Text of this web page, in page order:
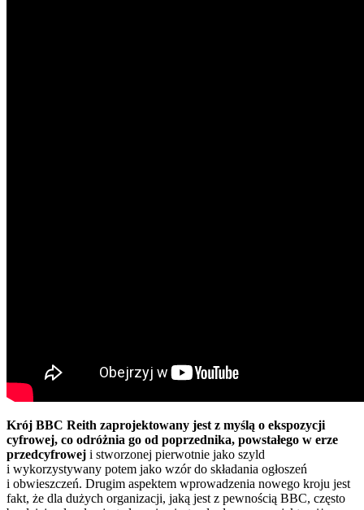
Krój BBC Reith zaprojektowany jest z myślą o ekspozycji
cyfrowej, co odróżnia go od poprzednika, powstałego w erze
przedcyfrowej i stworzonej pierwotnie jako szyld
i wykorzystywany potem jako wzór do składania ogłoszeń
i obwieszczeń. Drugim aspektem wprowadzenia nowego kroju jest
fakt, że dla dużych organizacji, jaką jest z pewnością BBC, często